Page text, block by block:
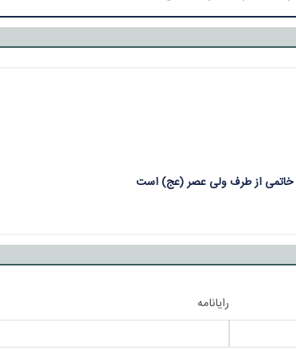
خاتمی از طرف ولی عصر (عج) است
رایانامه